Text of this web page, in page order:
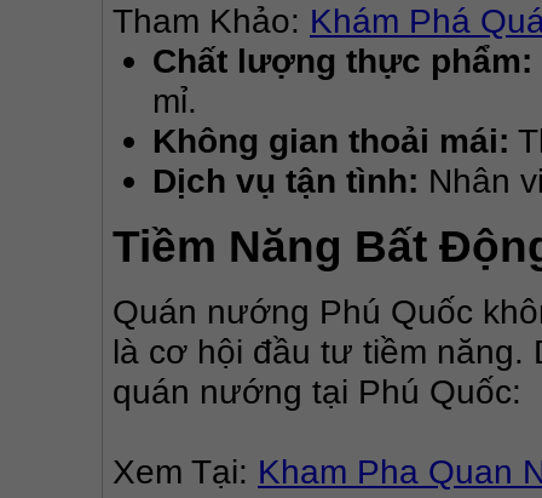
Tham Khảo: Khám Phá
Chất lượng thực phẩm:
mỉ.
Không gian thoải mái:
Dịch vụ tận tình: Nhân
Tiềm Năng Bất
Quán nướng Phú Quốc
là cơ hội đầu tư tiềm
quán nướng tại Phú Quốc:
Xem Tại: Kham Pha Quan